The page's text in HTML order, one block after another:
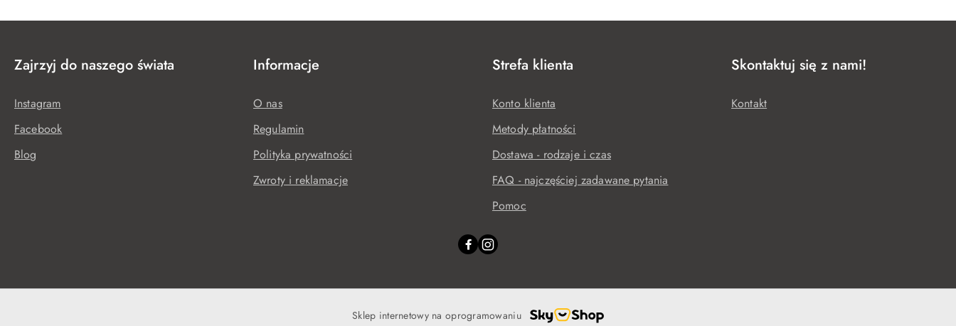
Zajrzyj do naszego świata
Instagram
Facebook
Blog
Informacje
O nas
Regulamin
Polityka prywatności
Zwroty i reklamacje
Strefa klienta
Konto klienta
Metody płatności
Dostawa - rodzaje i czas
FAQ - najczęściej zadawane pytania
Pomoc
Skontaktuj się z nami!
Kontakt
Sklep internetowy na oprogramowaniu